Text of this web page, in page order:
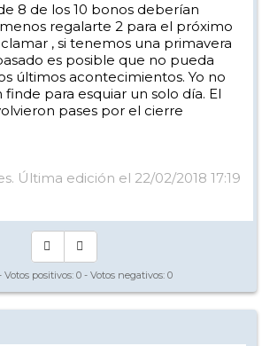
8 de los 10 bonos deberían
regalarte 2 para el próximo
, si tenemos una primavera
es posible que no pueda
últimos acontecimientos. Yo no
finde para esquiar un solo día. El
pases por el cierre
Última edición el 22/02/2018 17:19
Votos positivos: 0 - Votos negativos: 0